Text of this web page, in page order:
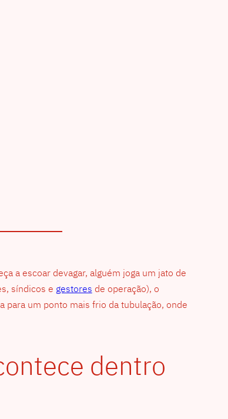
a escoar devagar, alguém joga um jato de
síndicos e gestores de operação), o
para um ponto mais frio da tubulação, onde
dentro